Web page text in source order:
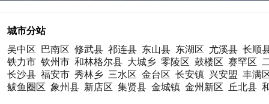
城市分站
吴中区
巴南区 修武县 祁连县 东山县 东湖区 尤溪县 长顺
铁力市 钦州市 和林格尔县 大城乡 零陵区 鼓楼区 赛罕区
长沙县 福安市 秀林乡 三水区 金台区 长安镇 兴安盟 丰满
鲅鱼圈区 象州县 新店区 集贤县 金城镇 金州新区 丘北县